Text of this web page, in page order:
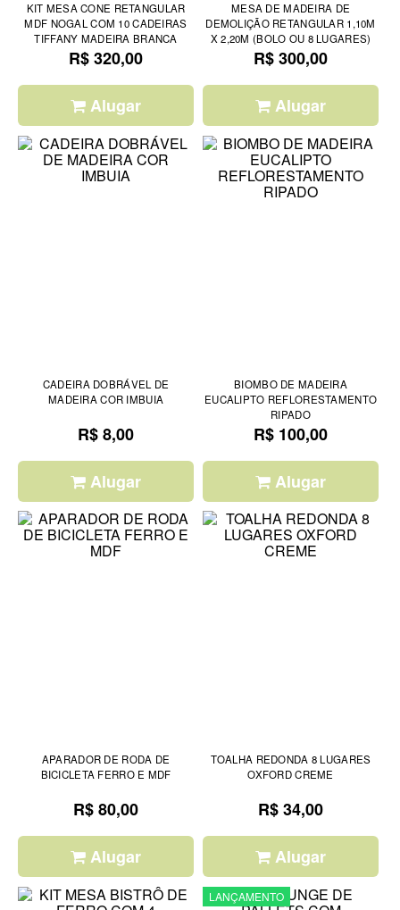
KIT MESA CONE RETANGULAR
MDF NOGAL COM 10 CADEIRAS
TIFFANY MADEIRA BRANCA
R$ 320,00
Alugar
MESA DE MADEIRA DE
DEMOLIÇÃO RETANGULAR 1,10M
X 2,20M (BOLO OU 8 LUGARES)
R$ 300,00
Alugar
CADEIRA DOBRÁVEL DE
MADEIRA COR IMBUIA
R$ 8,00
Alugar
BIOMBO DE MADEIRA
EUCALIPTO REFLORESTAMENTO
RIPADO
R$ 100,00
Alugar
APARADOR DE RODA DE
BICICLETA FERRO E MDF
R$ 80,00
Alugar
TOALHA REDONDA 8 LUGARES
OXFORD CREME
R$ 34,00
Alugar
LANÇAMENTO